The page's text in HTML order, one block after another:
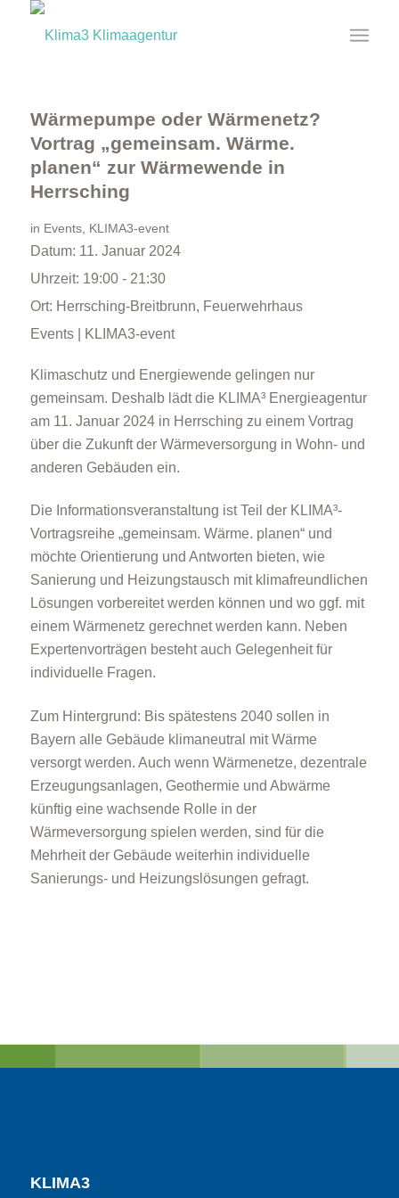
Wärmepumpe oder Wärmenetz?
Vortrag „gemeinsam. Wärme.
planen“ zur Wärmewende in
Herrsching
in Events, KLIMA3-event
Datum: 11. Januar 2024
Uhrzeit: 19:00 - 21:30
Ort: Herrsching-Breitbrunn, Feuerwehrhaus
Events | KLIMA3-event
Klimaschutz und Energiewende gelingen nur
gemeinsam. Deshalb lädt die KLIMA³ Energieagentur
am 11. Januar 2024 in Herrsching zu einem Vortrag
über die Zukunft der Wärmeversorgung in Wohn- und
anderen Gebäuden ein.
Die Informationsveranstaltung ist Teil der KLIMA³-
Vortragsreihe „gemeinsam. Wärme. planen“ und
möchte Orientierung und Antworten bieten, wie
Sanierung und Heizungstausch mit klimafreundlichen
Lösungen vorbereitet werden können und wo ggf. mit
einem Wärmenetz gerechnet werden kann. Neben
Expertenvorträgen besteht auch Gelegenheit für
individuelle Fragen.
Zum Hintergrund: Bis spätestens 2040 sollen in
Bayern alle Gebäude klimaneutral mit Wärme
versorgt werden. Auch wenn Wärmenetze, dezentrale
Erzeugungsanlagen, Geothermie und Abwärme
künftig eine wachsende Rolle in der
Wärmeversorgung spielen werden, sind für die
Mehrheit der Gebäude weiterhin individuelle
Sanierungs- und Heizungslösungen gefragt.
KLIMA3